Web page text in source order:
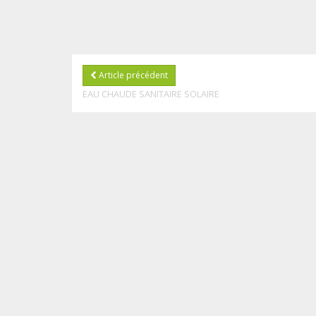
Article précédent
EAU CHAUDE SANITAIRE SOLAIRE